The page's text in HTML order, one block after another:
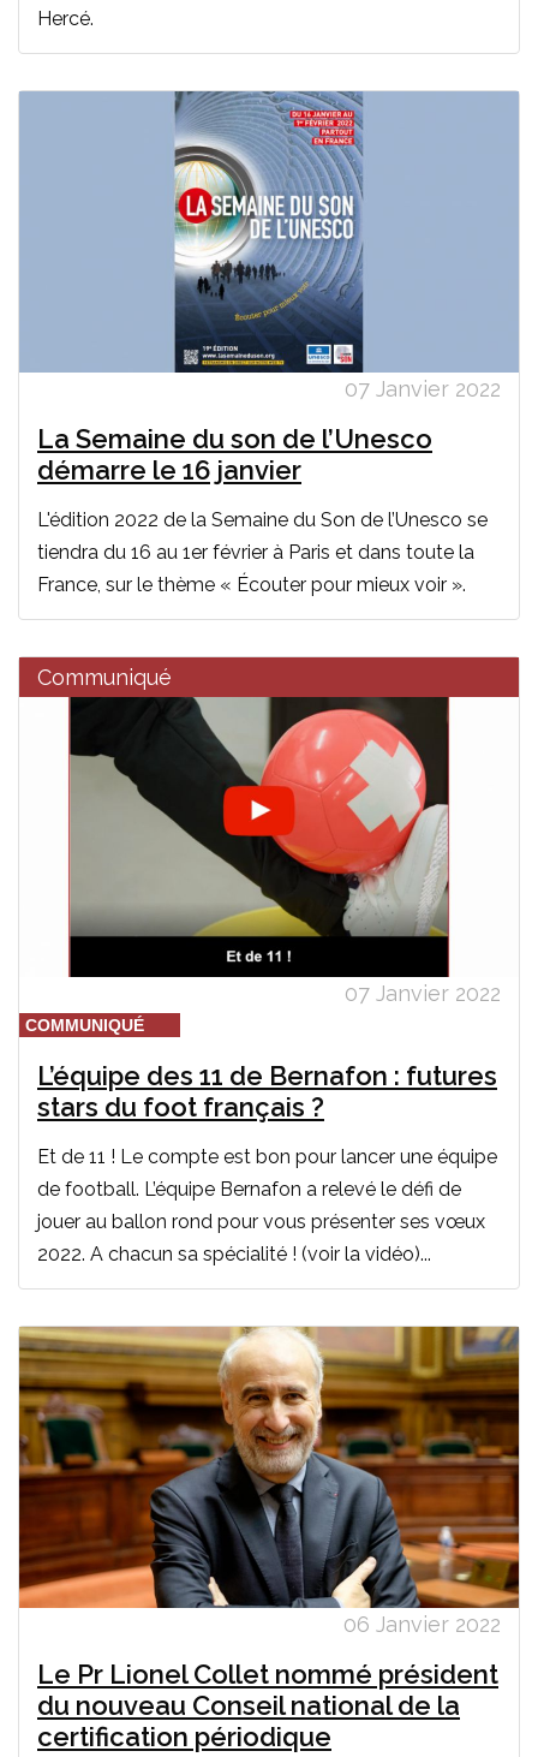
Hercé.
07 Janvier 2022
La Semaine du son de l’Unesco
démarre le 16 janvier
L'édition 2022 de la Semaine du Son de l’Unesco se
tiendra du 16 au 1er février à Paris et dans toute la
France, sur le thème « Écouter pour mieux voir ».
Communiqué
07 Janvier 2022
COMMUNIQUÉ
L’équipe des 11 de Bernafon : futures
stars du foot français ?
Et de 11 ! Le compte est bon pour lancer une équipe
de football. L’équipe Bernafon a relevé le défi de
jouer au ballon rond pour vous présenter ses vœux
2022. A chacun sa spécialité ! (voir la vidéo)...
06 Janvier 2022
Le Pr Lionel Collet nommé président
du nouveau Conseil national de la
certification périodique